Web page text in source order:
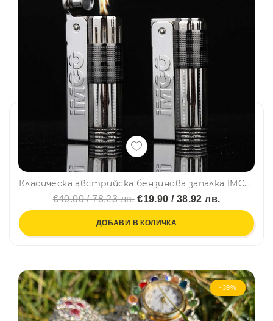
Класическа австрийска бензинова запалка IMCO STORM, проста, здрава, тествана в много войни над 100 г.
€40.00 / 78.23 лв.€19.90 / 38.92 лв.
ДОБАВИ В КОЛИЧКА
-39%